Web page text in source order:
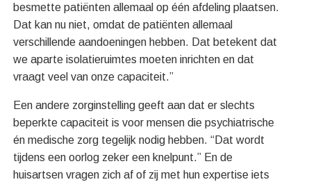
besmette patiënten allemaal op één afdeling plaatsen.
Dat kan nu niet, omdat de patiënten allemaal
verschillende aandoeningen hebben. Dat betekent dat
we aparte isolatieruimtes moeten inrichten en dat
vraagt veel van onze capaciteit.”
Een andere zorginstelling geeft aan dat er slechts
beperkte capaciteit is voor mensen die psychiatrische
én medische zorg tegelijk nodig hebben. “Dat wordt
tijdens een oorlog zeker een knelpunt.” En de
huisartsen vragen zich af of zij met hun expertise iets